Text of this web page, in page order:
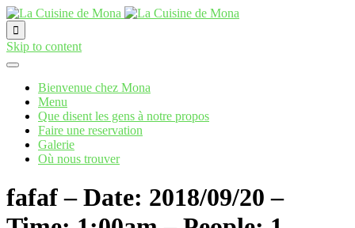

Skip to content
Bienvenue chez Mona
Menu
Que disent les gens à notre propos
Faire une reservation
Galerie
Où nous trouver
fafaf – Date: 2018/09/20 –